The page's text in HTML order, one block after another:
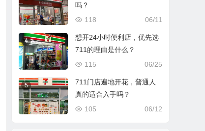
吗？
06/11
118
4
想开24小时便利店，优先选
711的理由是什么？
06/25
115
5
711门店遍地开花，普通人
真的适合入手吗？
06/12
105